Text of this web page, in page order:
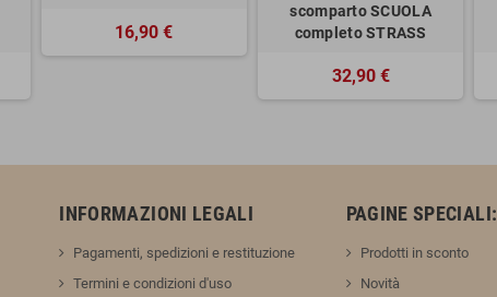
16,90 €
scomparto SCUOLA
completo STRASS
32,90 €
INFORMAZIONI LEGALI
Pagamenti, spedizioni e restituzione
Termini e condizioni d'uso
PAGINE SPECIALI:
Prodotti in sconto
Novità